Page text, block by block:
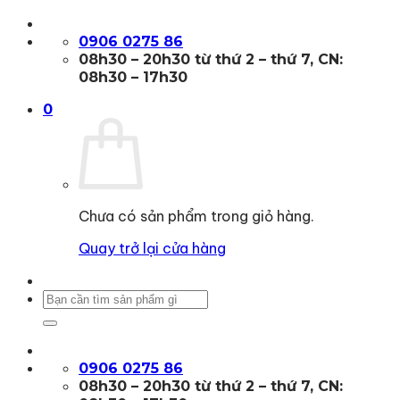
qua
0906 0275 86
08h30 – 20h30 từ thứ 2 – thứ 7, CN:
08h30 – 17h30
0
Chưa có sản phẩm trong giỏ hàng.
Quay trở lại cửa hàng
Tìm
0906 0275 86
08h30 – 20h30 từ thứ 2 – thứ 7, CN: